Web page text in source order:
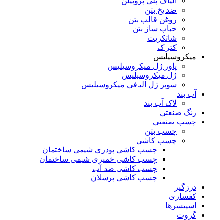
ضد یخ بتن
روغن قالب بتن
حباب ساز بتن
شاتکریت
کتراک
میکروسیلیس
پاور ژل میکروسیلیس
ژل میکروسیلیس
سوپر ژل الیافی میکروسیلیس
آب بند
لاک آب بند
رنگ صنعتی
چسب صنعتی
چسب بتن
چسب کاشی
چسب کاشی پودری شیمی ساختمان
چسب کاشی خمیری شیمی ساختمان
چسب کاشی ضد آب
چسب کاشی پرسلان
درزگیر
کفسازی
اسپیسرها
گروت